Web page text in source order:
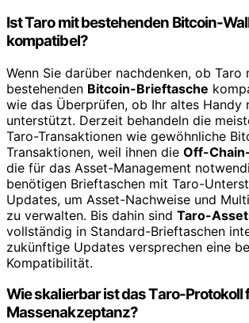
Ist Taro mit bestehenden Bitcoin-
kompatibel?
Wenn Sie darüber nachdenken, ob Taro
bestehenden Bitcoin-Brieftasche
wie das Überprüfen, ob Ihr altes Handy
unterstützt. Derzeit behandeln die
Taro-Transaktionen wie gewöhnliche
Transaktionen, weil ihnen die Off-
die für das Asset-Management
benötigen Brieftaschen mit Taro-
Updates, um Asset-Nachweise und
zu verwalten. Bis dahin sind Taro-
vollständig in Standard-Brieftaschen
zukünftige Updates versprechen eine
Kompatibilität.
Wie skalierbar ist das Taro-Protokoll
Massenakzeptanz?